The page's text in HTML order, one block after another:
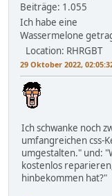
Beiträge: 1.055
Ich habe eine
Wassermelone
Location: RHRGBT
29 Oktober 2022,
Ich schwanke noch
umfangreichen css-
umgestalten." und:
kostenlos
hinbekommen hat?"